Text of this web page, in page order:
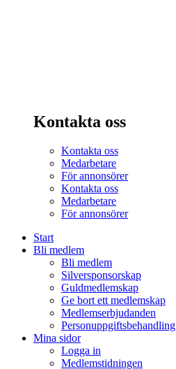
Kontakta oss
Kontakta oss
Medarbetare
För annonsörer
Kontakta oss
Medarbetare
För annonsörer
Start
Bli medlem
Bli medlem
Silversponsorskap
Guldmedlemskap
Ge bort ett medlemskap
Medlemserbjudanden
Personuppgiftsbehandling
Mina sidor
Logga in
Medlemstidningen